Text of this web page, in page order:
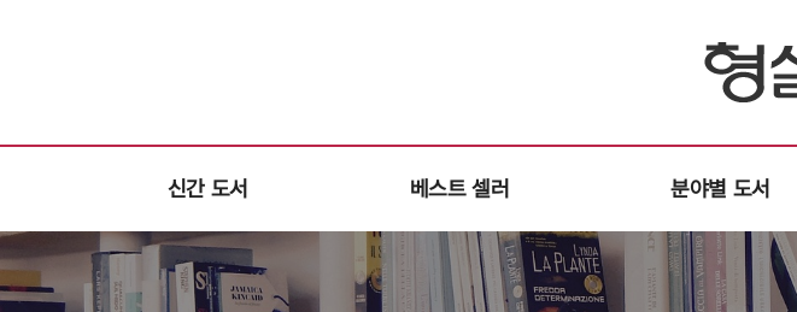
신간 도서 베스트 셀러 분야별 도서